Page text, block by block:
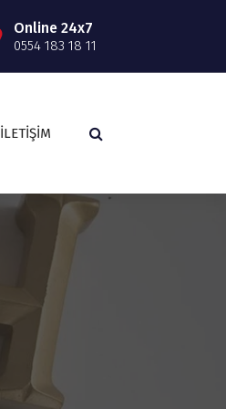
Online 24x7
0554 183 18 11
İLETİŞİM